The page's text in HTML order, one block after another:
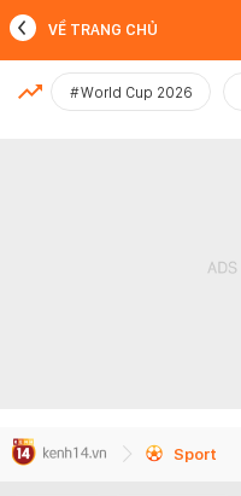
MỚI NHẤT
VỀ TRANG CHỦ
#World Cup 2026
Sport